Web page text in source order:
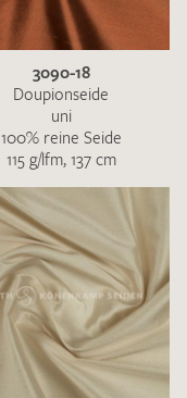
3090-18
Doupionseide
uni
100% reine Seide
115 g/lfm, 137 cm